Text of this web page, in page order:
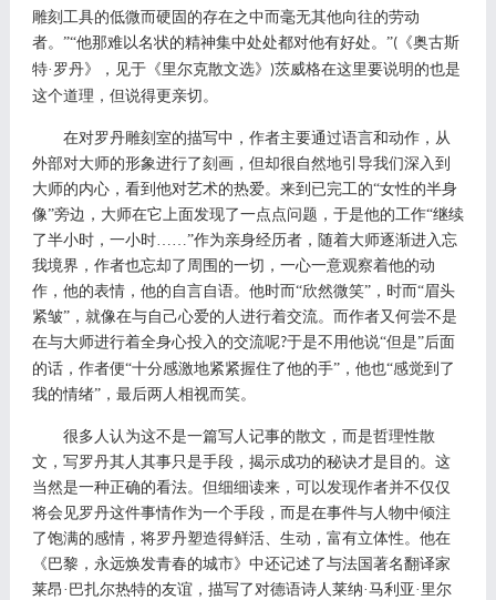
雕刻工具的低微而硬固的存在之中而毫无其他向往的劳动
者。”“他那难以名状的精神集中处处都对他有好处。”(《奥古斯
特·罗丹》，见于《里尔克散文选》 )茨威格在这里要说明的也是
这个道理，但说得更亲切。
在对罗丹雕刻室的描写中，作者主要通过语言和动作，从
外部对大师的形象进行了刻画，但却很自然地引导我们深入到
大师的内心，看到他对艺术的热爱。来到已完工的“女性的半身
像”旁边，大师在它上面发现了一点点问题，于是他的工作“继续
了半小时，一小时……”作为亲身经历者，随着大师逐渐进入忘
我境界，作者也忘却了周围的一切，一心一意观察着他的动
作，他的表情，他的自言自语。他时而“欣然微笑”，时而“眉头
紧皱”，就像在与自己心爱的人进行着交流。而作者又何尝不是
在与大师进行着全身心投入的交流呢?于是不用他说“但是”后面
的话，作者便“十分感激地紧紧握住了他的手”，他也“感觉到了
我的情绪”，最后两人相视而笑。
很多人认为这不是一篇写人记事的散文，而是哲理性散
文，写罗丹其人其事只是手段，揭示成功的秘诀才是目的。这
当然是一种正确的看法。但细细读来，可以发现作者并不仅仅
将会见罗丹这件事情作为一个手段，而是在事件与人物中倾注
了饱满的感情，将罗丹塑造得鲜活、生动，富有立体性。他在
《巴黎，永远焕发青春的城市》中还记述了与法国著名翻译家
莱昂 ·巴扎尔热特的友谊，描写了对德语诗人莱纳·马利亚·里尔